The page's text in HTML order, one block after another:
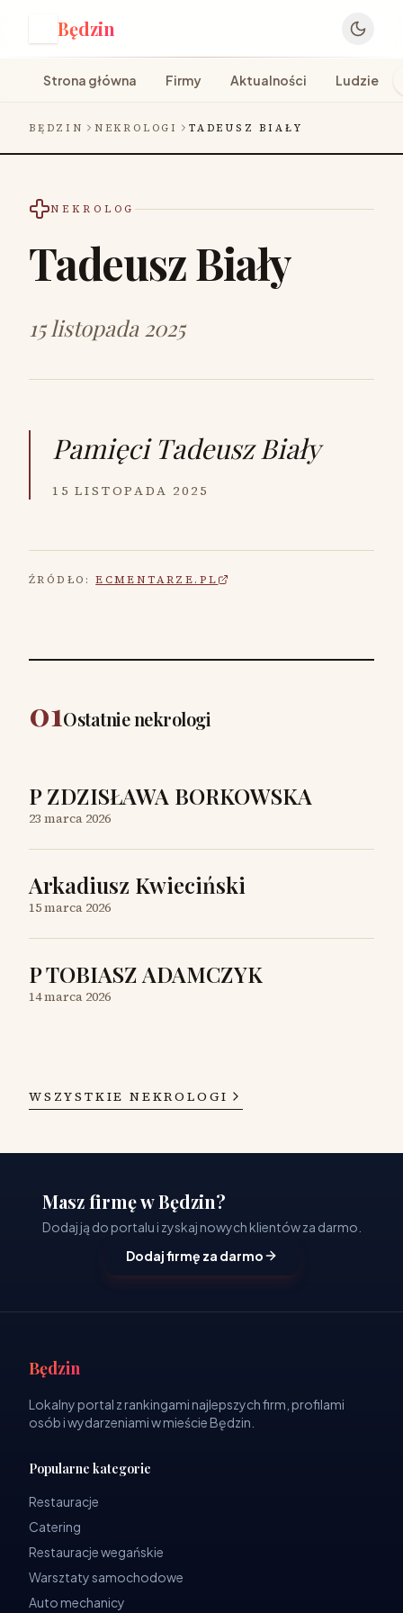
Będzin
Strona główna Firmy Aktualności Ludzie
BĘDZIN NEKROLOGI TADEUSZ BIAŁY
NEKROLOG
Tadeusz Biały
15 listopada 2025
Pamięci Tadeusz Biały
15 LISTOPADA 2025
ŹRÓDŁO: ECMENTARZE.PL
01Ostatnie nekrologi
P ZDZISŁAWA BORKOWSKA
23 marca 2026
Arkadiusz Kwieciński
15 marca 2026
P TOBIASZ ADAMCZYK
14 marca 2026
WSZYSTKIE NEKROLOGI
Masz firmę w Będzin?
Dodaj ją do portalu i zyskaj nowych klientów za darmo.
Dodaj firmę za darmo
Będzin
Lokalny portal z rankingami najlepszych firm, profilami
osób i wydarzeniami w mieście Będzin.
Popularne kategorie
Restauracje
Catering
Restauracje wegańskie
Warsztaty samochodowe
Auto mechanicy